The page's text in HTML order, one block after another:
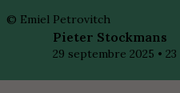
© Emiel Petrovitch
Pieter Stockmans
29 septembre 2025 • 23